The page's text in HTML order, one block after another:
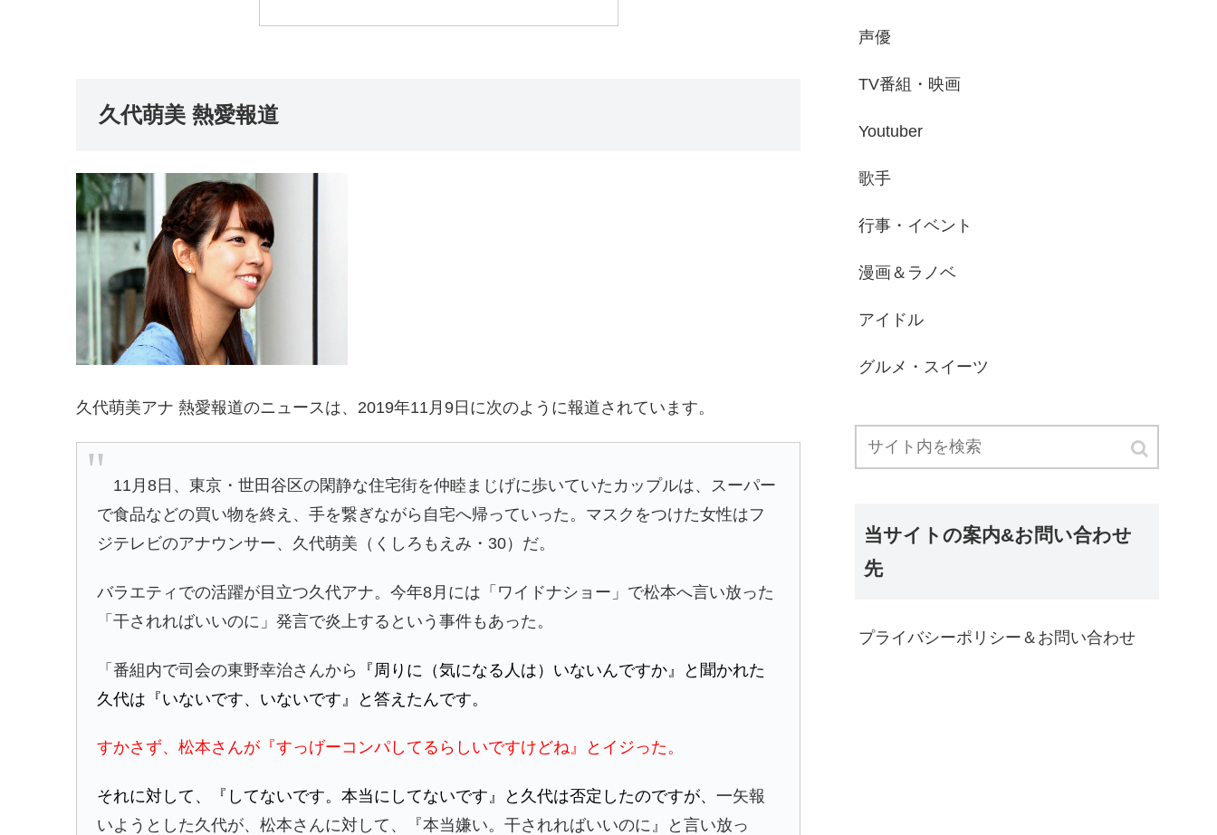
久代萌美 熱愛報道
久代萌美アナ 熱愛報道のニュースは、2019年11月9日に次のように報道されています。
11月8日、東京・世田谷区の閑静な住宅街を仲睦まじげに歩いていたカップルは、スーパー
で食品などの買い物を終え、手を繋ぎながら自宅へ帰っていった。マスクをつけた女性はフ
ジテレビのアナウンサー、久代萌美（くしろもえみ・30）だ。
バラエティでの活躍が目立つ久代アナ。今年8月には「ワイドナショー」で松本へ言い放った
「干されればいいのに」発言で炎上するという事件もあった。
「番組内で司会の東野幸治さんから
『周りに（気になる人は）いないんですか』と聞かれた
久代は『いないです、いないです』と答えたんです。
すかさず、松本さんが『すっげーコンパしてるらしいですけどね』とイジった。
それに対して、『してないです。本当にしてないです』と久代は否定したのですが、一矢報
いようとした久代が、松本さんに対して、『本当嫌い。干されればいいのに』と言い放っ
声優
TV番組・映画
Youtuber
歌手
行事・イベント
漫画＆ラノベ
アイドル
グルメ・スイーツ
当サイトの案内&お問い合わせ
先
プライバシーポリシー＆お問い合わせ